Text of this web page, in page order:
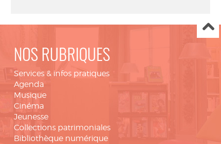
NOS RUBRIQUES
Services & infos pratiques
Agenda
Musique
Cinéma
Jeunesse
Collections patrimoniales
Bibliothèque numérique